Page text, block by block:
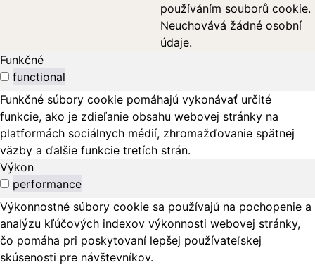
používáním souborů cookie.
Neuchovává žádné osobní
údaje.
Funkčné
functional
Funkčné súbory cookie pomáhajú vykonávať určité
funkcie, ako je zdieľanie obsahu webovej stránky na
platformách sociálnych médií, zhromažďovanie spätnej
väzby a ďalšie funkcie tretích strán.
Výkon
performance
Výkonnostné súbory cookie sa používajú na pochopenie a
analýzu kľúčových indexov výkonnosti webovej stránky,
čo pomáha pri poskytovaní lepšej používateľskej
skúsenosti pre návštevníkov.